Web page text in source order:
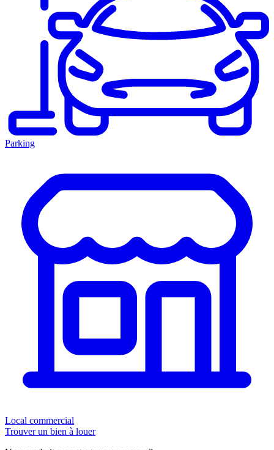
Parking
Local commercial
Trouver un bien à louer